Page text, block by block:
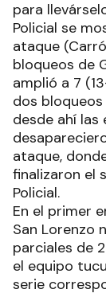
para
Policial se
ataque
bloqueos de
amplió a 7
dos bloqueos
desde ahí las
ataque,
finalizaron el
Policial.
En el primer
San Lorenzo
parciales de
el equipo
serie